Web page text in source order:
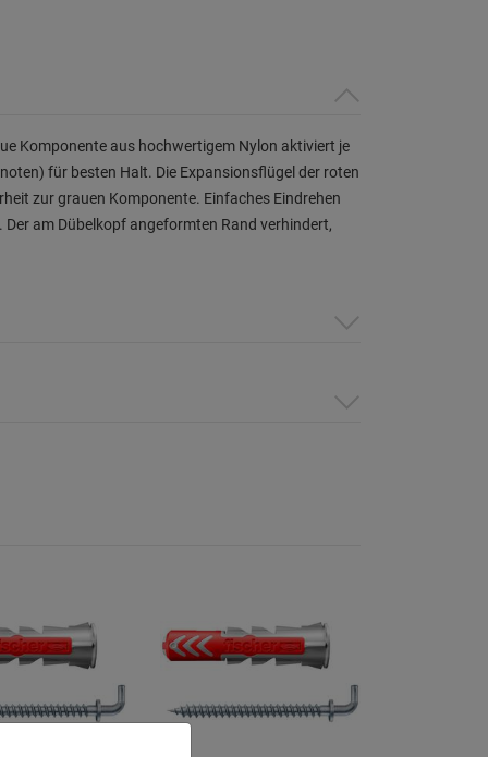
Komponente aus hochwertigem Nylon aktiviert je
für besten Halt. Die Expansionsflügel der roten
zur grauen Komponente. Einfaches Eindrehen
Der am Dübelkopf angeformten Rand verhindert,